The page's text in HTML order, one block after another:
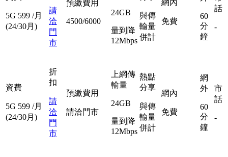
5G 599 /月
(24/30月)
請
洽
門
市
預繳費用
4500/6000
24GB
量到降
12Mbps
與傳
輸量
併計
網內
免費
60
分
鐘
話
-
資費
5G 599 /月
(24/30月)
折
扣
請
洽
門
市
預繳費用
請洽門市
上網傳
輸量
24GB
量到降
12Mbps
熱點
分享
與傳
輸量
併計
網內
免費
網
外
60
分
鐘
市
話
-